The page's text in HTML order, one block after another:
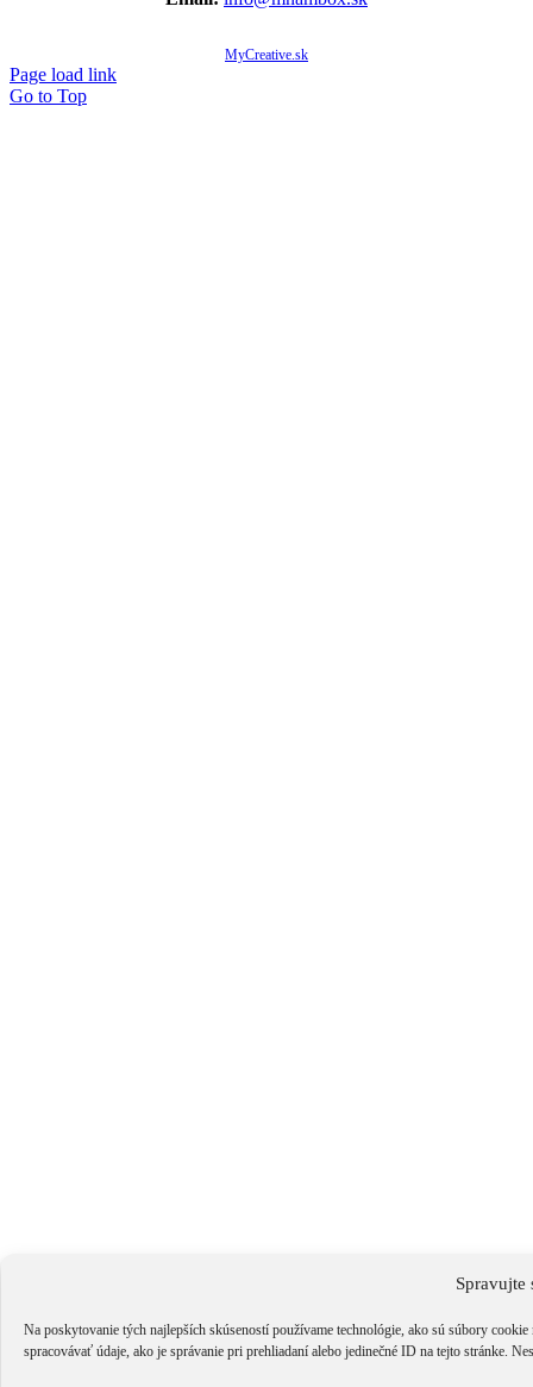
Spravujte
Na poskytovanie tých najlepších skúseností používame technológie, ako sú súbory
spracovávať údaje, ako je správanie pri prehliadaní alebo jedinečné ID na tejto stránke.
MyCreative.sk
Page load link
Go to Top